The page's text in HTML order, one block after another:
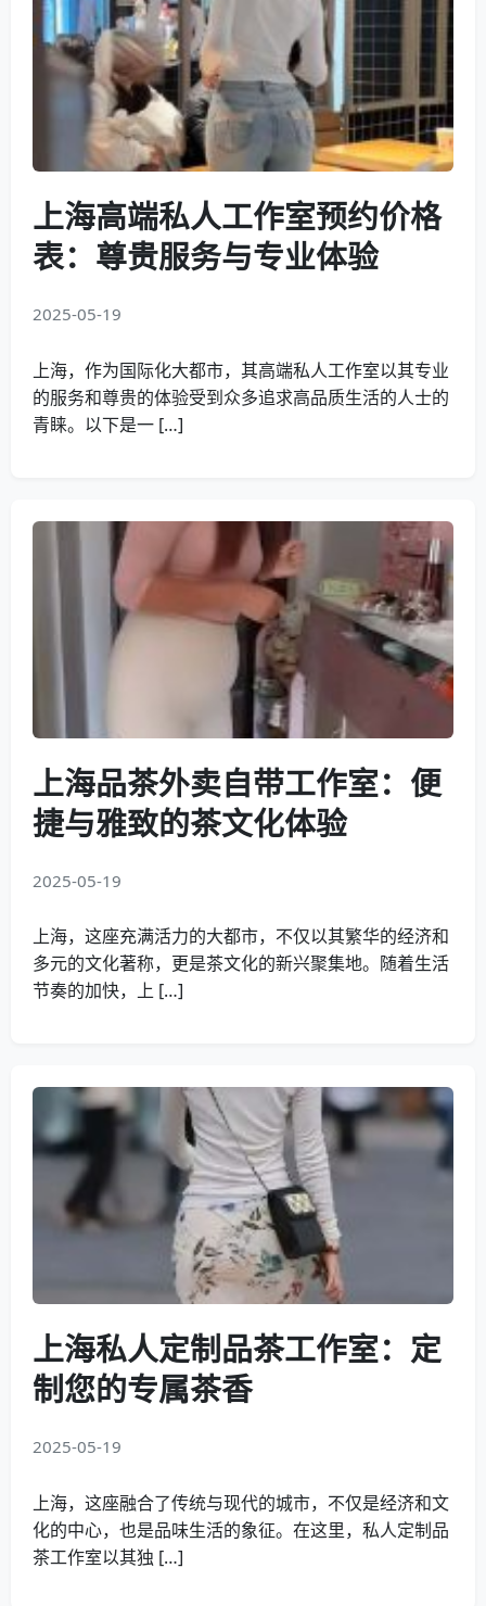
上海高端私人工作室预约价格
表：尊贵服务与专业体验
2025-05-19
上海，作为国际化大都市，其高端私人工作室以其专业
的服务和尊贵的体验受到众多追求高品质生活的人士的
青睐。以下是一 […]
上海品茶外卖自带工作室：便
捷与雅致的茶文化体验
2025-05-19
上海，这座充满活力的大都市，不仅以其繁华的经济和
多元的文化著称，更是茶文化的新兴聚集地。随着生活
节奏的加快，上 […]
上海私人定制品茶工作室：定
制您的专属茶香
2025-05-19
上海，这座融合了传统与现代的城市，不仅是经济和文
化的中心，也是品味生活的象征。在这里，私人定制品
茶工作室以其独 […]